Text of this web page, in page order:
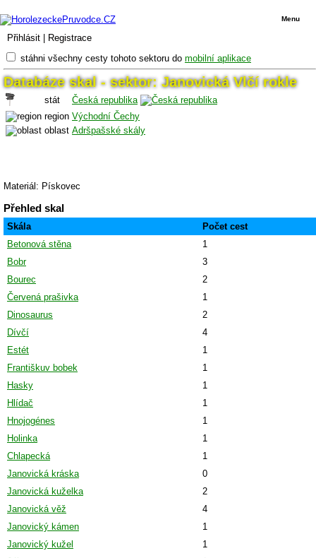
Přihlásit Registrace
Menu
stáhni všechny cesty tohoto sektoru do mobilní aplikace
Databáze skal - sektor: Janovická Vlčí rokle
stát
Česká republika
region Východní Čechy
oblast Adršpašské skály
Materiál: Pískovec
Přehled skal
Skála
Počet cest
Betonová stěna
1
Bobr
3
Bourec
2
Červená prašivka
1
Dinosaurus
2
Dívčí
4
Estét
1
Františkuv bobek
1
Hasky
1
Hlídač
1
Hnojogénes
1
Holinka
1
Chlapecká
1
Janovická kráska
0
Janovická kuželka
2
Janovická věž
4
Janovický kámen
1
Janovický kužel
1